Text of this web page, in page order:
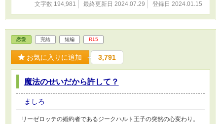
文字数 194,981 最終更新日 2024.07.29 登録日 2024.01.15
恋愛 完結 短編 R15
お気に入りに追加 3,791
魔法のせいだから許して？
ましろ
リーゼロッテの婚約者であるジークハルト王子の突然の心変わり。